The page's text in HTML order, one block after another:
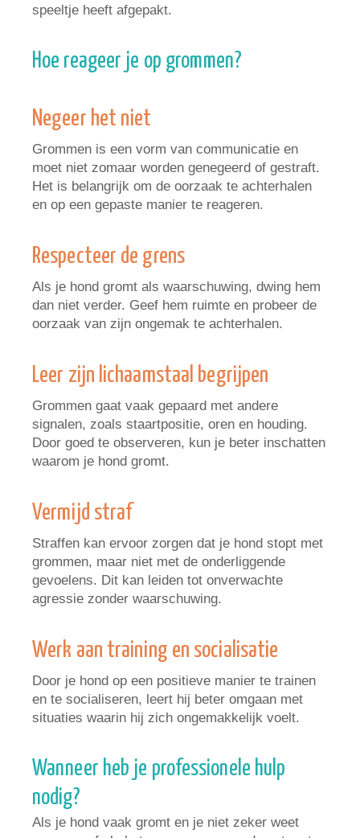
speeltje heeft afgepakt.
Hoe reageer je op grommen?
Negeer het niet
Grommen is een vorm van communicatie en
moet niet zomaar worden genegeerd of gestraft.
Het is belangrijk om de oorzaak te achterhalen
en op een gepaste manier te reageren.
Respecteer de grens
Als je hond gromt als waarschuwing, dwing hem
dan niet verder. Geef hem ruimte en probeer de
oorzaak van zijn ongemak te achterhalen.
Leer zijn lichaamstaal begrijpen
Grommen gaat vaak gepaard met andere
signalen, zoals staartpositie, oren en houding.
Door goed te observeren, kun je beter inschatten
waarom je hond gromt.
Vermijd straf
Straffen kan ervoor zorgen dat je hond stopt met
grommen, maar niet met de onderliggende
gevoelens. Dit kan leiden tot onverwachte
agressie zonder waarschuwing.
Werk aan training en socialisatie
Door je hond op een positieve manier te trainen
en te socialiseren, leert hij beter omgaan met
situaties waarin hij zich ongemakkelijk voelt.
Wanneer heb je professionele hulp
nodig?
Als je hond vaak gromt en je niet zeker weet